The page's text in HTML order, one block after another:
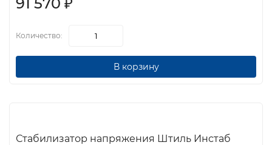
₽
Количество:
В корзину
Стабилизатор напряжения Штиль Инстаб